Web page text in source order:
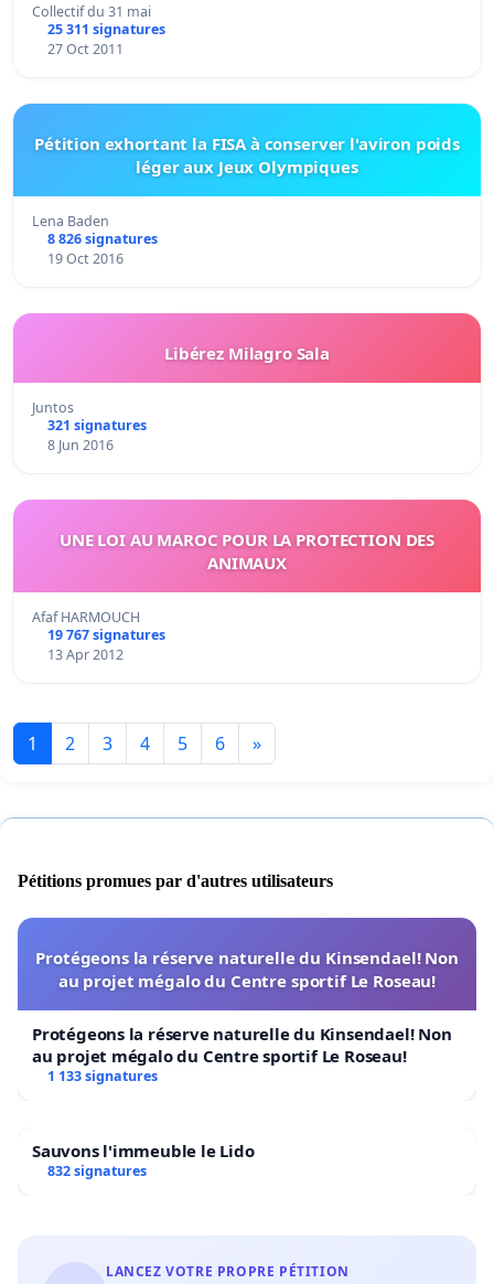
Collectif du 31 mai
25 311 signatures
27 Oct 2011
Pétition exhortant la FISA à conserver l'aviron poids
léger aux Jeux Olympiques
Lena Baden
8 826 signatures
19 Oct 2016
Libérez Milagro Sala
Juntos
321 signatures
8 Jun 2016
UNE LOI AU MAROC POUR LA PROTECTION DES
ANIMAUX
Afaf HARMOUCH
19 767 signatures
13 Apr 2012
1 2 3 4 5 6 »
Pétitions promues par d'autres utilisateurs
Protégeons la réserve naturelle du Kinsendael! Non
au projet mégalo du Centre sportif Le Roseau!
Protégeons la réserve naturelle du Kinsendael! Non
au projet mégalo du Centre sportif Le Roseau!
1 133 signatures
Sauvons l'immeuble le Lido
832 signatures
LANCEZ VOTRE PROPRE PÉTITION